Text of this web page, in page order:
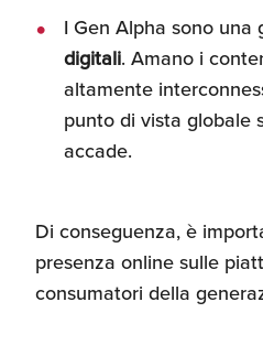
I Gen Alpha sono una
digitali. Amano i
altamente
punto di vista globale
accade.
Di conseguenza, è
presenza online sulle
consumatori della